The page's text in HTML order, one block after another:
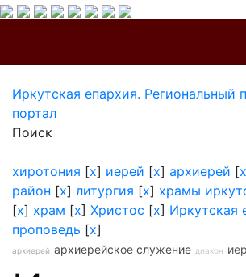
Иркутская епархия. Региональный
портал
Поиск
хиротония [x] иерей [x] архиерей [x
район [x] литургия [x] храмы
[x] храм [x] Христос [x] Иркутская
проповедь [x]
архиерей архиерейское служение диакон